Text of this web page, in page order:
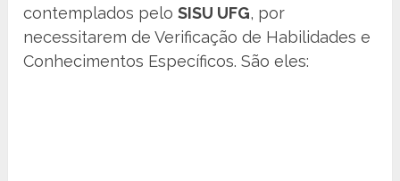
contemplados peloSISU UFG, por
necessitarem de Verificação de Habilidades e
Conhecimentos Específicos. São eles: